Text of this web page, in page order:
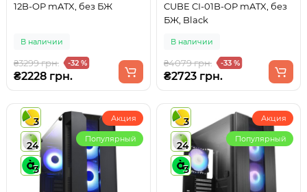
12B-OP mATX, без БЖ
В наличии
₴3299 грн. -32 %
₴2228 грн.
CUBE CI-01B-OP mATX, без
БЖ, Black
В наличии
₴4079 грн. -33 %
₴2723 грн.
3
24
3
Акция
Популярный
3
24
3
Акция
Популярный